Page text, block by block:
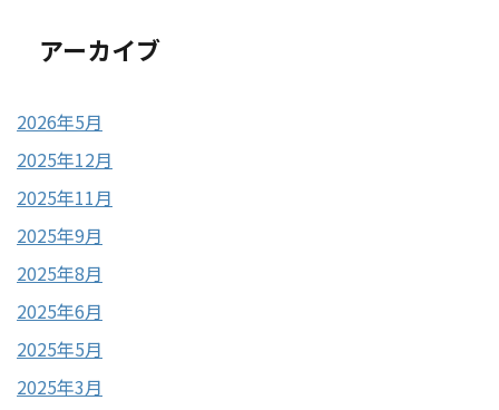
アーカイブ
2026年5月
2025年12月
2025年11月
2025年9月
2025年8月
2025年6月
2025年5月
2025年3月